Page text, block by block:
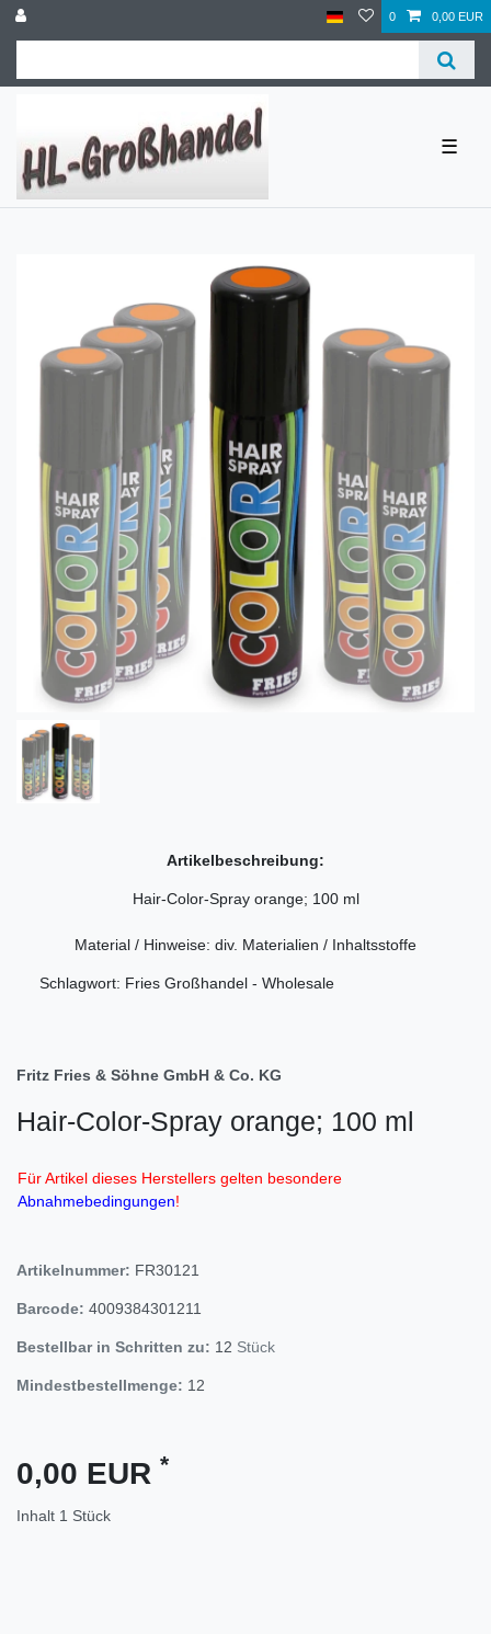
0 0,00 EUR
☰
Artikelbeschreibung:
Hair-Color-Spray orange; 100 ml
Material / Hinweise: div. Materialien / Inhaltsstoffe
Schlagwort: Fries Großhandel - Wholesale
Fritz Fries & Söhne GmbH & Co. KG
Hair-Color-Spray orange; 100 ml
Für Artikel dieses Herstellers gelten besondere
Abnahmebedingungen!
Artikelnummer: FR30121
Barcode: 4009384301211
Bestellbar in Schritten zu: 12 Stück
Mindestbestellmenge: 12
0,00 EUR *
Inhalt 1 Stück